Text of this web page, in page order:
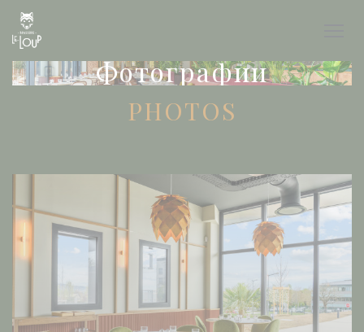
Панель управления cookies
Фотографии
PHOTOS